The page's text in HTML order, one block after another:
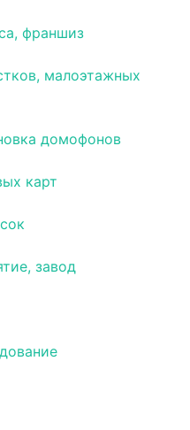
франшиз
малоэтажных
домофонов
карт
завод